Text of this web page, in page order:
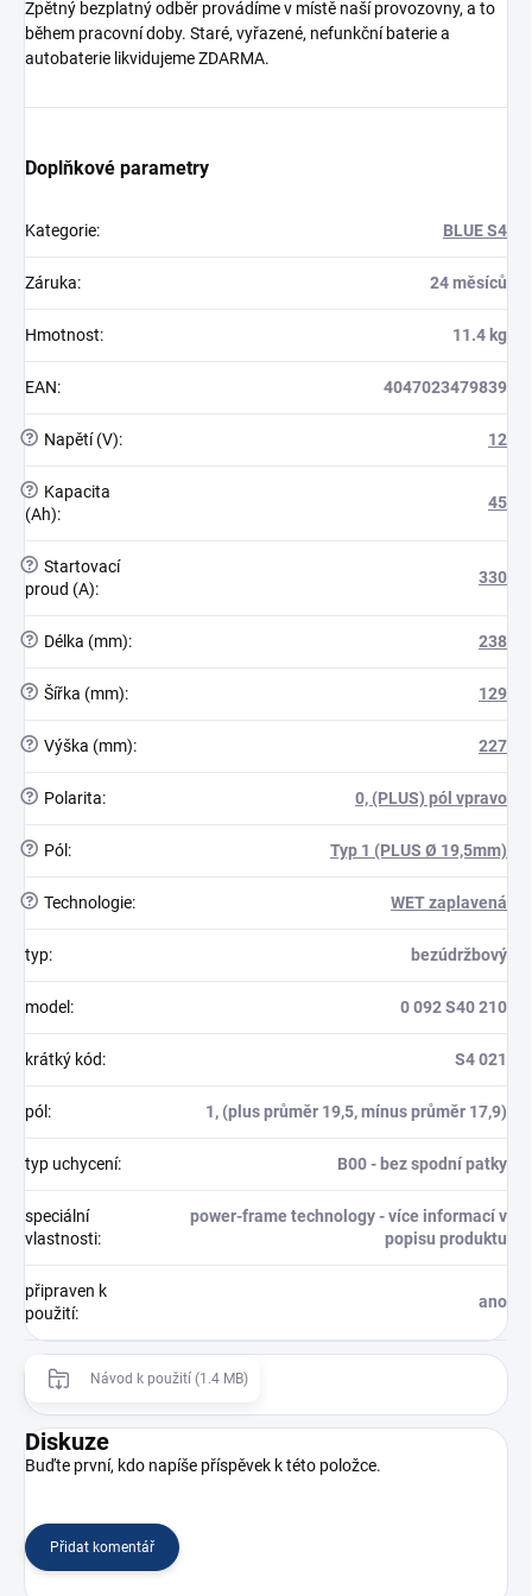
Zpětný bezplatný odběr provádíme v místě naší provozovny, a to
během pracovní doby. Staré, vyřazené, nefunkční baterie a
autobaterie likvidujeme ZDARMA.
Doplňkové parametry
Kategorie: BLUE S4
Záruka: 24 měsíců
Hmotnost: 11.4 kg
EAN: 4047023479839
? Napětí (V): 12
?
Kapacita
(Ah):
45
? Startovací
proud (A):
330
? Délka (mm): 238
? Šířka (mm): 129
? Výška (mm): 227
? Polarita: 0, (PLUS) pól vpravo
? Pól: Typ 1 (PLUS Ø 19,5mm)
? Technologie: WET zaplavená
typ: bezúdržbový
model: 0 092 S40 210
krátký kód: S4 021
pól: 1, (plus průměr 19,5, mínus průměr 17,9)
typ uchycení: B00 - bez spodní patky
speciální
vlastnosti:
power-frame technology - více informací v
popisu produktu
připraven k
použití:
ano
Návod k použití (1.4 MB)
Diskuze
Buďte první, kdo napíše příspěvek k této položce.
Přidat komentář